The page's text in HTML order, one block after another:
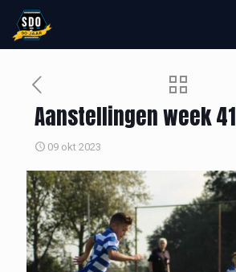
Aanstellingen week 41
09 okt 2023